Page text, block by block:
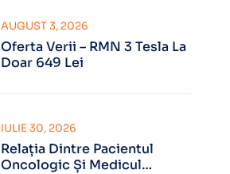
Oferta Verii – RMN 3 Tesla La
Doar 649 Lei
AUGUST 3, 2026
Relația Dintre Pacientul
Oncologic Și Medicul
IULIE 30, 2026